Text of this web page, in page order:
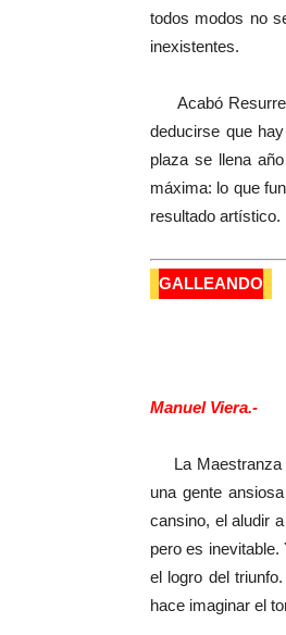
todos modos no
inexistentes.
Acabó
deducirse que
plaza se llena
máxima: lo que
resultado
GALLEANDO
Manuel Viera.-
La Maestranza
una gente
cansino, el aludir
pero es
el logro del
hace imaginar el